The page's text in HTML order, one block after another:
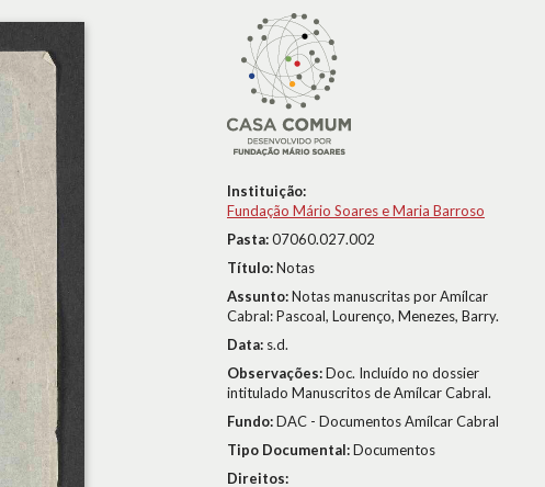
Instituição:
Fundação Mário Soares e Maria Barroso
Pasta:07060.027.002
Título:Notas
Assunto:Notas manuscritas por Amílcar
Cabral: Pascoal, Lourenço, Menezes, Barry.
Data: s.d.
Observações:Doc. Incluído no dossier
intitulado Manuscritos de Amílcar Cabral.
Fundo:DAC - Documentos Amílcar Cabral
Tipo Documental:Documentos
Direitos: